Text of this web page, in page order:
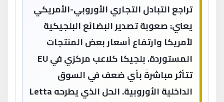
تراجع التبادل التجاري الأوروبي-الأمريكي
يعني: صعوبة تصدير البضائع البلجيكية
لأمريكا وارتفاع أسعار بعض المنتجات
المستوردة. بلجيكا كلاعب مركزي في EU
تتأثر مباشرةً بأي ضعف في السوق
الداخلية الأوروبية. الحل الذي يطرحه Letta